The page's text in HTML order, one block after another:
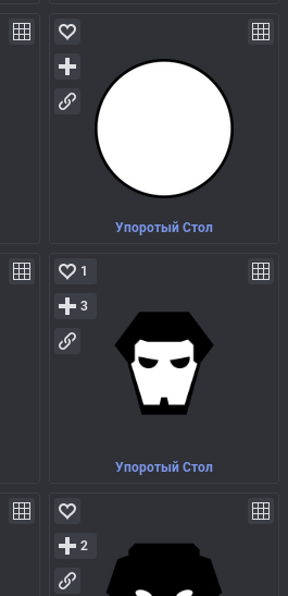
Упоротый Стол
Упоротый Стол
1
3
2